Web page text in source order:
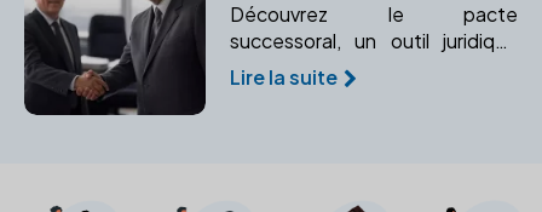
Découvrez le pacte
successoral, un outil juridique
permettant d'organiser et de
sécuriser des accords entre
Lire la suite